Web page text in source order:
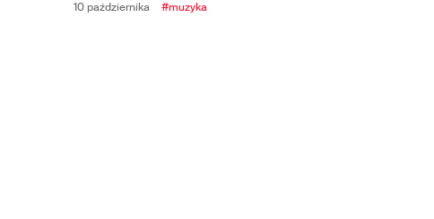
10 października #muzyka